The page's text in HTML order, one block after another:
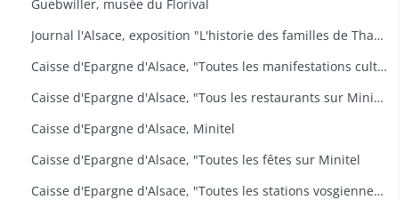
Guebwiller, musée du Florival
Journal l'Alsace, exposition "L'historie des familles de Thann, de sa seigneurie et du baillage de Saint Amarin
Caisse d'Epargne d'Alsace, "Toutes les manifestations culturelles sur Minitel
Caisse d'Epargne d'Alsace, "Tous les restaurants sur Minitel
Caisse d'Epargne d'Alsace, Minitel
Caisse d'Epargne d'Alsace, "Toutes les fêtes sur Minitel
Caisse d'Epargne d'Alsace, "Toutes les stations vosgiennes sur Minitel